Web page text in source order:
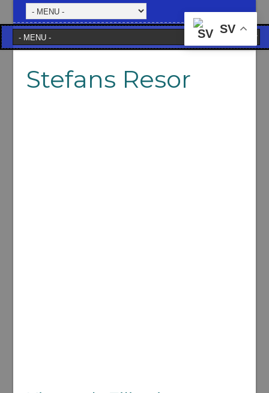
Stefans Resor
SV